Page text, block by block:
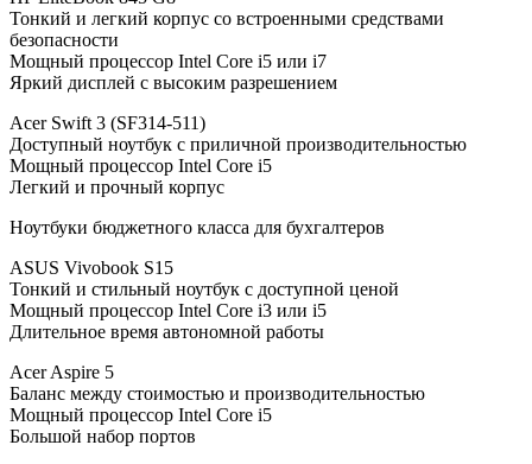
Тонкий и легкий корпус со встроенными средствами
безопасности
Мощный процессор Intel Core i5 или i7
Яркий дисплей с высоким разрешением
Acer Swift 3 (SF314-511)
Доступный ноутбук с приличной производительностью
Мощный процессор Intel Core i5
Легкий и прочный корпус
Ноутбуки бюджетного класса для бухгалтеров
ASUS Vivobook S15
Тонкий и стильный ноутбук с доступной ценой
Мощный процессор Intel Core i3 или i5
Длительное время автономной работы
Acer Aspire 5
Баланс между стоимостью и производительностью
Мощный процессор Intel Core i5
Большой набор портов